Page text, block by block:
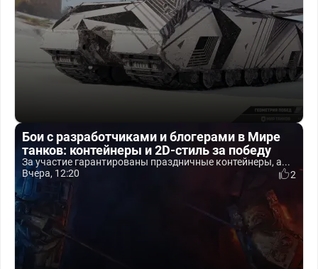
Бои с разработчиками и блогерами в Мире
танков: контейнеры и 2D-стиль за победу
За участие гарантированы праздничные контейнеры, а...
Вчера, 12:20
2